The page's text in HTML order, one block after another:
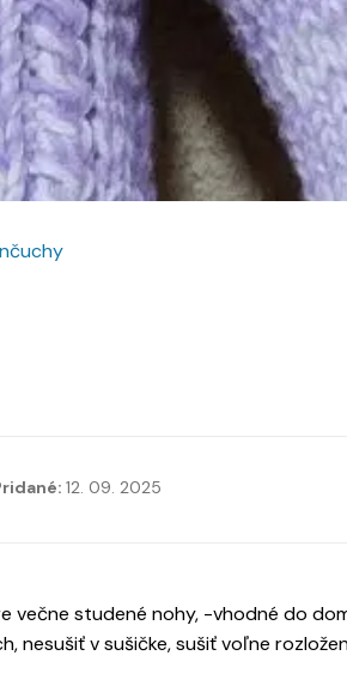
12. 09. 2025
večne studené nohy, -vhodné do
nesušiť v sušičke, sušiť voľne